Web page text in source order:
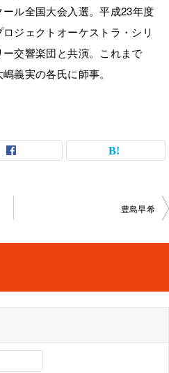
ル全国大会入選。平成23年度
ジェクトオーケストラ・シリ
交響楽団と共演。これまで
義実の各氏に師事。
豊島早希